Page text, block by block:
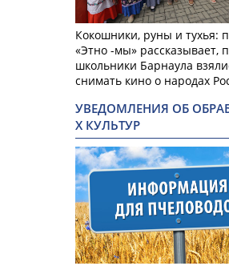
Кокошники, руны и тухья:
«Этно -мы» рассказывает,
школьники Барнаула
снимать кино о народах
УВЕДОМЛЕНИЯ ОБ
Х КУЛЬТУР